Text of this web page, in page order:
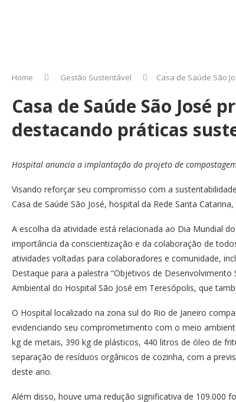
Home Gestão Sustentável Casa de Saúde São
Casa de Saúde São José
destacando práticas
Hospital anuncia a implantação do projeto de
Visando reforçar seu compromisso com a
Casa de Saúde São José, hospital da Rede Santa
A escolha da atividade está relacionada ao Dia Mundial
importância da conscientização e da colaboração de
atividades voltadas para colaboradores e comunidade,
Destaque para a palestra “Objetivos de
Ambiental do Hospital São José em Teresópolis, que
O Hospital localizado na zona sul do Rio de Janeiro
evidenciando seu comprometimento com o meio
kg de metais, 390 kg de plásticos, 440 litros de óleo de
separação de resíduos orgânicos de cozinha, com a
deste ano.
Além disso, houve uma redução significativa de 109.000